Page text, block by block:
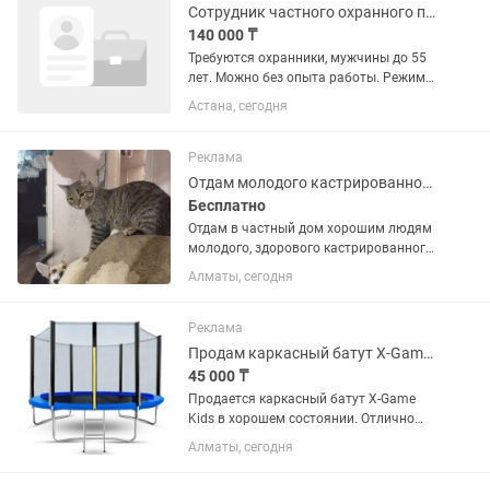
Сотрудник частного охранного предприятия
140 000 ₸
Требуются охранники, мужчины до 55
лет. Можно без опыта работы. Режим
работы сутки через двое.
Астана, сегодня
Реклама
Отдам молодого кастрированного кота в хорошие руки, в частный дом.
Бесплатно
Отдам в частный дом хорошим людям
молодого, здорового кастрированного
и очень активного кота!! Ест все, к
лотку приучен. Нужна территория для
Алматы, сегодня
Реклама
Продам каркасный батут X-Game Kids 244 см
45 000 ₸
Продается каркасный батут X-Game
Kids в хорошем состоянии. Отлично
подойдет для дачи, частного дома или
двора. Безопасный и прочный, подарит
Алматы, сегодня